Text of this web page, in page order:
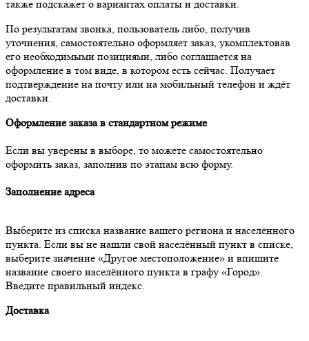
также подскажет о вариантах оплаты и доставки.
По результатам звонка, пользователь либо, получив
уточнения, самостоятельно оформляет заказ, укомплектовав
его необходимыми позициями, либо соглашается на
оформление в том виде, в котором есть сейчас. Получает
подтверждение на почту или на мобильный телефон и ждёт
доставки.
Оформление заказа в стандартном режиме
Если вы уверены в выборе, то можете самостоятельно
оформить заказ, заполнив по этапам всю форму.
Заполнение адреса
Выберите из списка название вашего региона и населённого
пункта. Если вы не нашли свой населённый пункт в списке,
выберите значение «Другое местоположение» и впишите
название своего населённого пункта в графу «Город».
Введите правильный индекс.
Доставка